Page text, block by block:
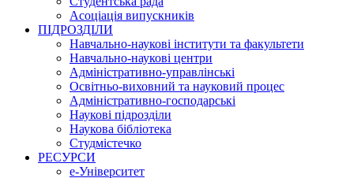
Асоціація випускників
ПІДРОЗДІЛИ
Навчально-наукові інститути та факультети
Навчально-наукові центри
Адміністративно-управлінські
Освітньо-виховний та науковий процес
Адміністративно-господарські
Наукові підрозділи
Наукова бібліотека
Студмістечко
РЕСУРСИ
е-Університет